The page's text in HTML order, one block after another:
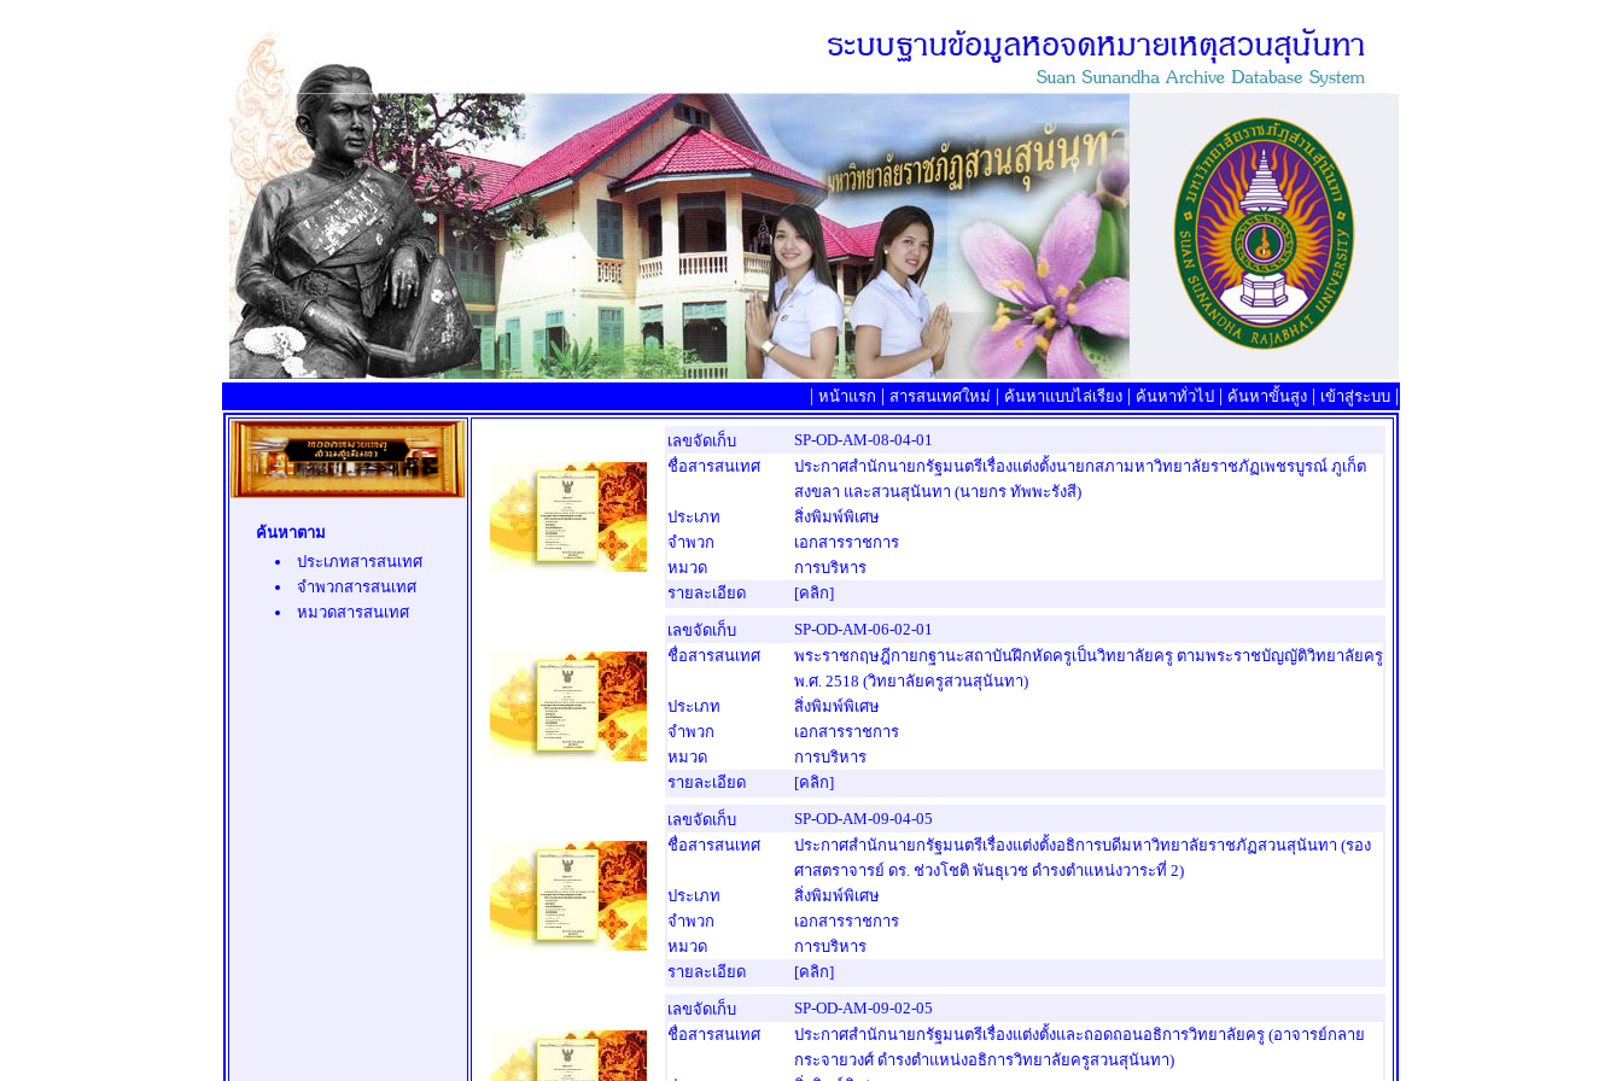
| หน้าแรก | สารสนเทศใหม่ | ค้นหาแบบไล่เรียง | ค้นหาทั่วไป | ค้นหาขั้นสูง | เข้าสู่ระบบ |
ค้นหาตาม
ประเภทสารสนเทศ
จำพวกสารสนเทศ
หมวดสารสนเทศ
เลขจัดเก็บ
SP-OD-AM-08-04-01
ชื่อสารสนเทศ
ประกาศสำนักนายกรัฐมนตรีเรื่องแต่งตั้งนายกสภามหาวิทยาลัยราชภัฏเพชรบูรณ์ ภูเก็ต
สงขลา และสวนสุนันทา (นายกร ทัพพะรังสี)
ประเภท
สิ่งพิมพ์พิเศษ
จำพวก
เอกสารราชการ
หมวด
การบริหาร
รายละเอียด
[คลิก]
เลขจัดเก็บ
SP-OD-AM-06-02-01
ชื่อสารสนเทศ
พระราชกฤษฎีกายกฐานะสถาบันฝึกหัดครูเป็นวิทยาลัยครู ตามพระราชบัญญัติวิทยาลัยครู
พ.ศ. 2518 (วิทยาลัยครูสวนสุนันทา)
ประเภท
สิ่งพิมพ์พิเศษ
จำพวก
เอกสารราชการ
หมวด
การบริหาร
รายละเอียด
[คลิก]
เลขจัดเก็บ
SP-OD-AM-09-04-05
ชื่อสารสนเทศ
ประกาศสำนักนายกรัฐมนตรีเรื่องแต่งตั้งอธิการบดีมหาวิทยาลัยราชภัฏสวนสุนันทา (รอง
ศาสตราจารย์ ดร. ช่วงโชติ พันธุเวช ดำรงตำแหน่งวาระที่ 2)
ประเภท
สิ่งพิมพ์พิเศษ
จำพวก
เอกสารราชการ
หมวด
การบริหาร
รายละเอียด
[คลิก]
เลขจัดเก็บ
SP-OD-AM-09-02-05
ชื่อสารสนเทศ
ประกาศสำนักนายกรัฐมนตรีเรื่องแต่งตั้งและถอดถอนอธิการวิทยาลัยครู (อาจารย์กลาย
กระจายวงศ์ ดำรงตำแหน่งอธิการวิทยาลัยครูสวนสุนันทา)